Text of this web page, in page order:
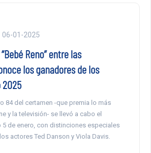
06-01-2025
Reno” entre las
los ganadores de los
2025
84 del certamen -que premia lo más
y la televisión- se llevó a cabo el
de enero, con distinciones especiales
actores Ted Danson y Viola Davis.